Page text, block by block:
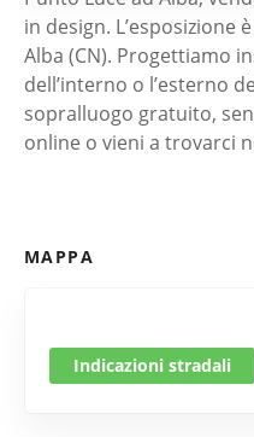
in design. L’esposizione
Alba (CN). Progettiamo
dell’interno o l’esterno
sopralluogo gratuito,
online o vieni a trovarci
MAPPA
Indicazioni stradali